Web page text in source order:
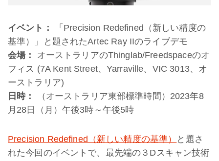
イベント：
「Precision Redefined（新しい精度の
基準）」と題されたArtec Ray IIのライブデモ
会場：
オーストラリアのThinglab/Freedspaceのオ
フィス (7A Kent Street、Yarraville、VIC 3013、オ
ーストラリア)
日時：
（オーストラリア東部標準時間）2023年8
月28日（月）午後3時～午後5時
Precision Redefined（新しい精度の基準）
と題さ
れた今回のイベントで、最先端の３Dスキャン技術